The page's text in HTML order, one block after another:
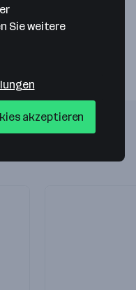
auch
Sie weitere
akzeptieren